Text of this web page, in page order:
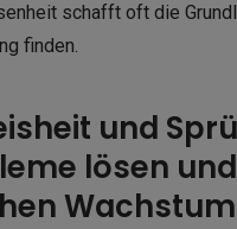
schafft oft die
finden.
und
lösen und
Wachstum